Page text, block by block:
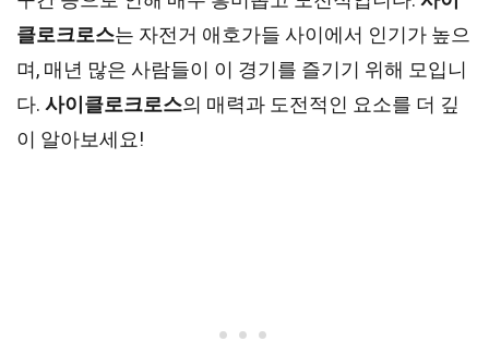
클로크로스는 자전거 애호가들 사이에서 인기가 높으
며, 매년 많은 사람들이 이 경기를 즐기기 위해 모입니
다. 사이클로크로스의 매력과 도전적인 요소를 더 깊
이 알아보세요!